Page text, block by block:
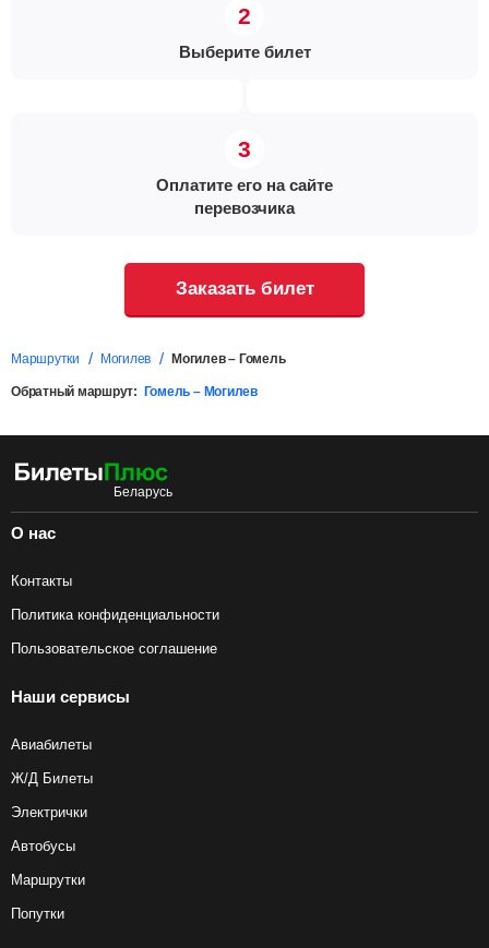
Выберите билет
Оплатите его на сайте
перевозчика
Заказать билет
Маршрутки Могилев Могилев – Гомель
Обратный маршрут: Гомель – Могилев
О нас
Контакты
Политика конфиденциальности
Пользовательское соглашение
Наши сервисы
Авиабилеты
Ж/Д Билеты
Электрички
Автобусы
Маршрутки
Попутки